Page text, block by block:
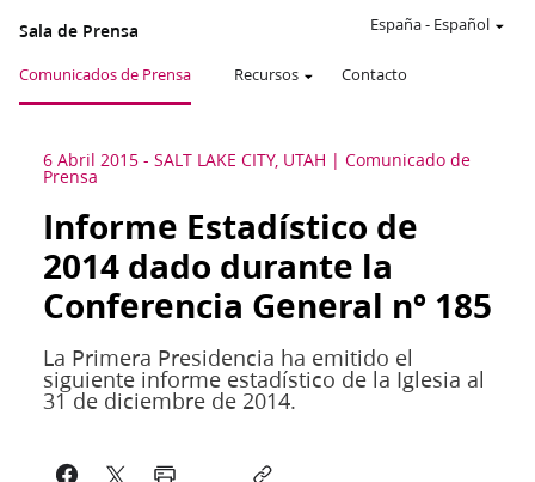
Sala de Prensa
Comunicados de Prensa Recursos Contacto
España- Español
6 Abril 2015 - SALT LAKE CITY, UTAH Comunicado de
Prensa
Informe Estadístico de
2014 dado durante la
Conferencia General nº 185
La Primera Presidencia ha emitido el
siguiente informe estadístico de la Iglesia al
31 de diciembre de 2014.